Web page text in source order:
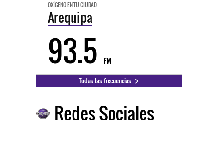
OXÍGENO EN TU CIUDAD
Arequipa
93.5 FM
Todas las frecuencias
Redes Sociales